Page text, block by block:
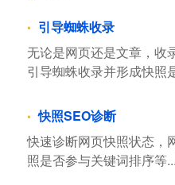
引导蜘蛛收录
无论是网页还是文章，收
引导蜘蛛收录并形成快照
快照SEO诊断
快速诊断网页快照状态，
照是否参与关键词排序等...